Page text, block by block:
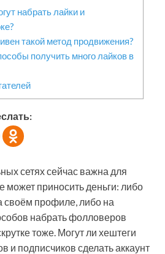
набрать лайки и
такой метод продвижения?
получить много лайков в
сетях сейчас важна для
может приносить деньги: либо
своём профиле, либо на
набрать фолловеров
тоже. Могут ли хештеги
и подписчиков сделать аккаунт